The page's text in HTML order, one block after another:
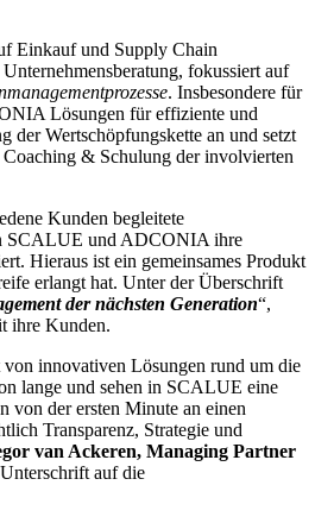
Einkauf und Supply Chain
fokussiert auf
. Insbesondere für
Lösungen für effiziente und
der Wertschöpfungskette an und setzt
Coaching & Schulung der involvierten
Kunden begleitete
SCALUE und ADCONIA ihre
Hieraus ist ein gemeinsames Produkt
erlangt hat. Unter der Überschrift
der nächsten Generation“,
ihre Kunden.
innovativen Lösungen rund um die
lange und sehen in SCALUE eine
von der ersten Minute an einen
Transparenz, Strategie und
van Ackeren, Managing Partner
auf die